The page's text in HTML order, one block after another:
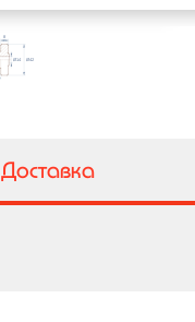
Доставка